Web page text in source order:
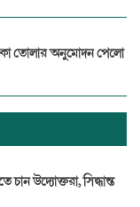
তোলার অনুমোদন পেলো
চান উদ্যোক্তরা, সিদ্ধান্ত